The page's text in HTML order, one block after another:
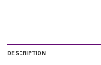
DESCRIPTION